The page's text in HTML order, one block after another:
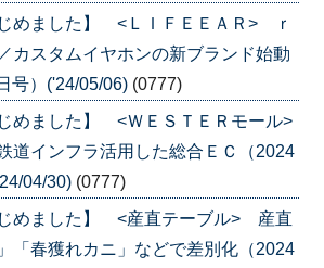
めました】 <ＬＩＦＥＥＡＲ> ｒ
カスタムイヤホンの新ブランド始動
号）('24/05/06) (0777)
めました】 <ＷＥＳＴＥＲモール>
道インフラ活用した総合ＥＣ（2024
04/30) (0777)
めました】 <産直テーブル> 産直
「春獲れカニ」などで差別化（2024